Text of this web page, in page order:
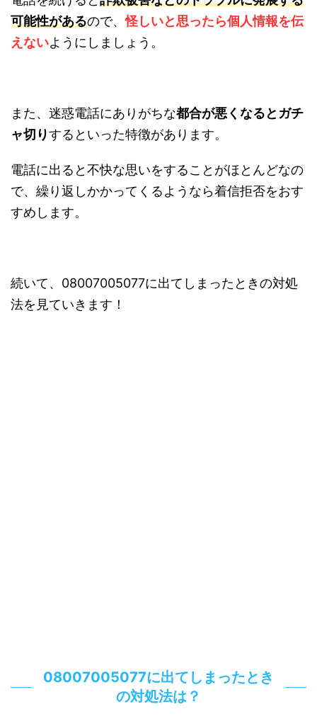
可能性があるので、怪しいと思ったら個人情報を伝
えないようにしましょう。
また、迷惑電話にありがちな都合が悪くなるとガチ
ャ切りするといった特徴があります。
電話に出ると不快な思いをすることがほとんどなの
で、繰り返しかかってくるようなら着信拒否をおす
すめします。
続いて、08007005077に出てしまったときの対処
法を見ていきます！
08007005077に出てしまったとき
の対処法は？